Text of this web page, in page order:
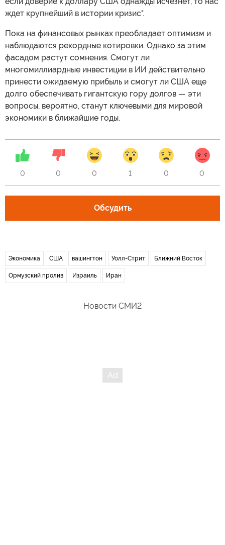
ждет крупнейший в истории кризис".
Пока на финансовых рынках преобладает оптимизм и
наблюдаются рекордные котировки. Однако за этим
фасадом растут сомнения. Смогут ли
многомиллиардные инвестиции в ИИ действительно
принести ожидаемую прибыль и смогут ли США еще
долго обеспечивать гигантскую гору долгов — эти
вопросы, вероятно, станут ключевыми для мировой
экономики в ближайшие годы.
0 0 0 1 0 0
Обсудить
Экономика США вашингтон Уолл-Стрит Ближний Восток
Ормузский пролив Израиль Иран
Новости СМИ2